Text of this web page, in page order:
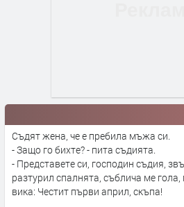
Съдят жена, че е пребила мъжа си.
- Защо го бихте? - пита съдията.
- Представете си, господин съдия,
разтурил спалнята, съблича ме
вика: Честит първи април, скъпа!